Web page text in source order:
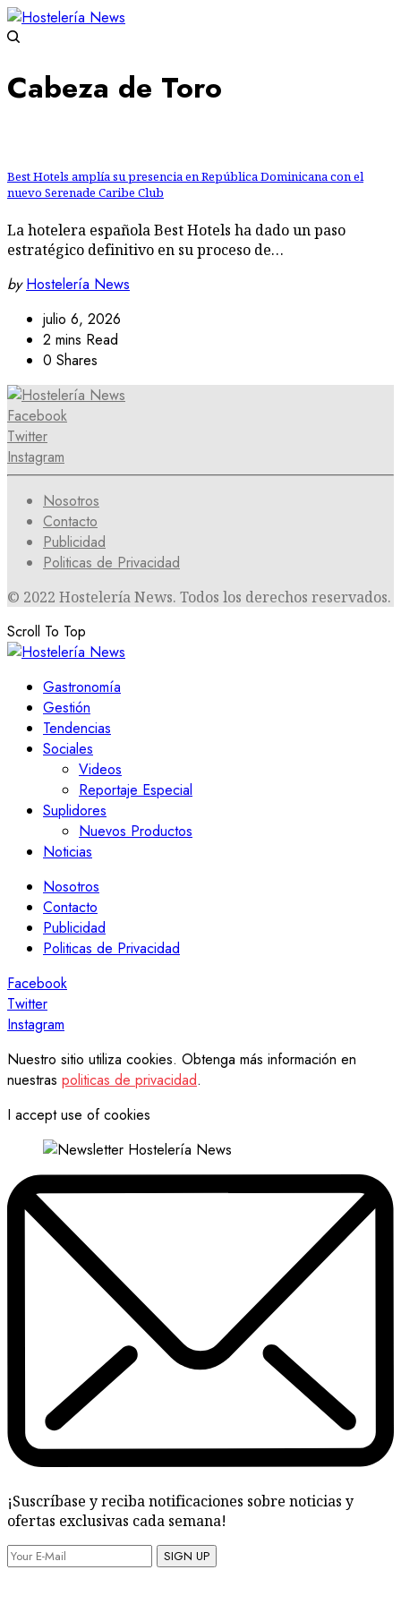
Cabeza de Toro
Best Hotels amplía su presencia en República Dominicana con el
nuevo Serenade Caribe Club
La hotelera española Best Hotels ha dado un paso
estratégico definitivo en su proceso de…
by Hostelería News
julio 6, 2026
2 mins Read
0 Shares
Facebook
Twitter
Instagram
Nosotros
Contacto
Publicidad
Politicas de Privacidad
© 2022 Hostelería News. Todos los derechos reservados.
Scroll To Top
Gastronomía
Gestión
Tendencias
Sociales
Videos
Reportaje Especial
Suplidores
Nuevos Productos
Noticias
Nosotros
Contacto
Publicidad
Politicas de Privacidad
Facebook
Twitter
Instagram
Nuestro sitio utiliza cookies. Obtenga más información en
nuestras politicas de privacidad.
I accept use of cookies
¡Suscríbase y reciba notificaciones sobre noticias y
ofertas exclusivas cada semana!
SIGN UP